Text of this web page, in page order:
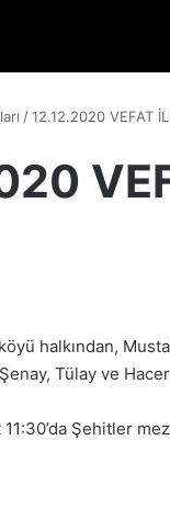
/12.12.2020 VEFAT
halkından,
Tülay ve Hacer
Şehitler